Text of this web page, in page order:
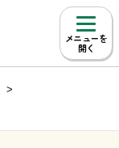
メニュー